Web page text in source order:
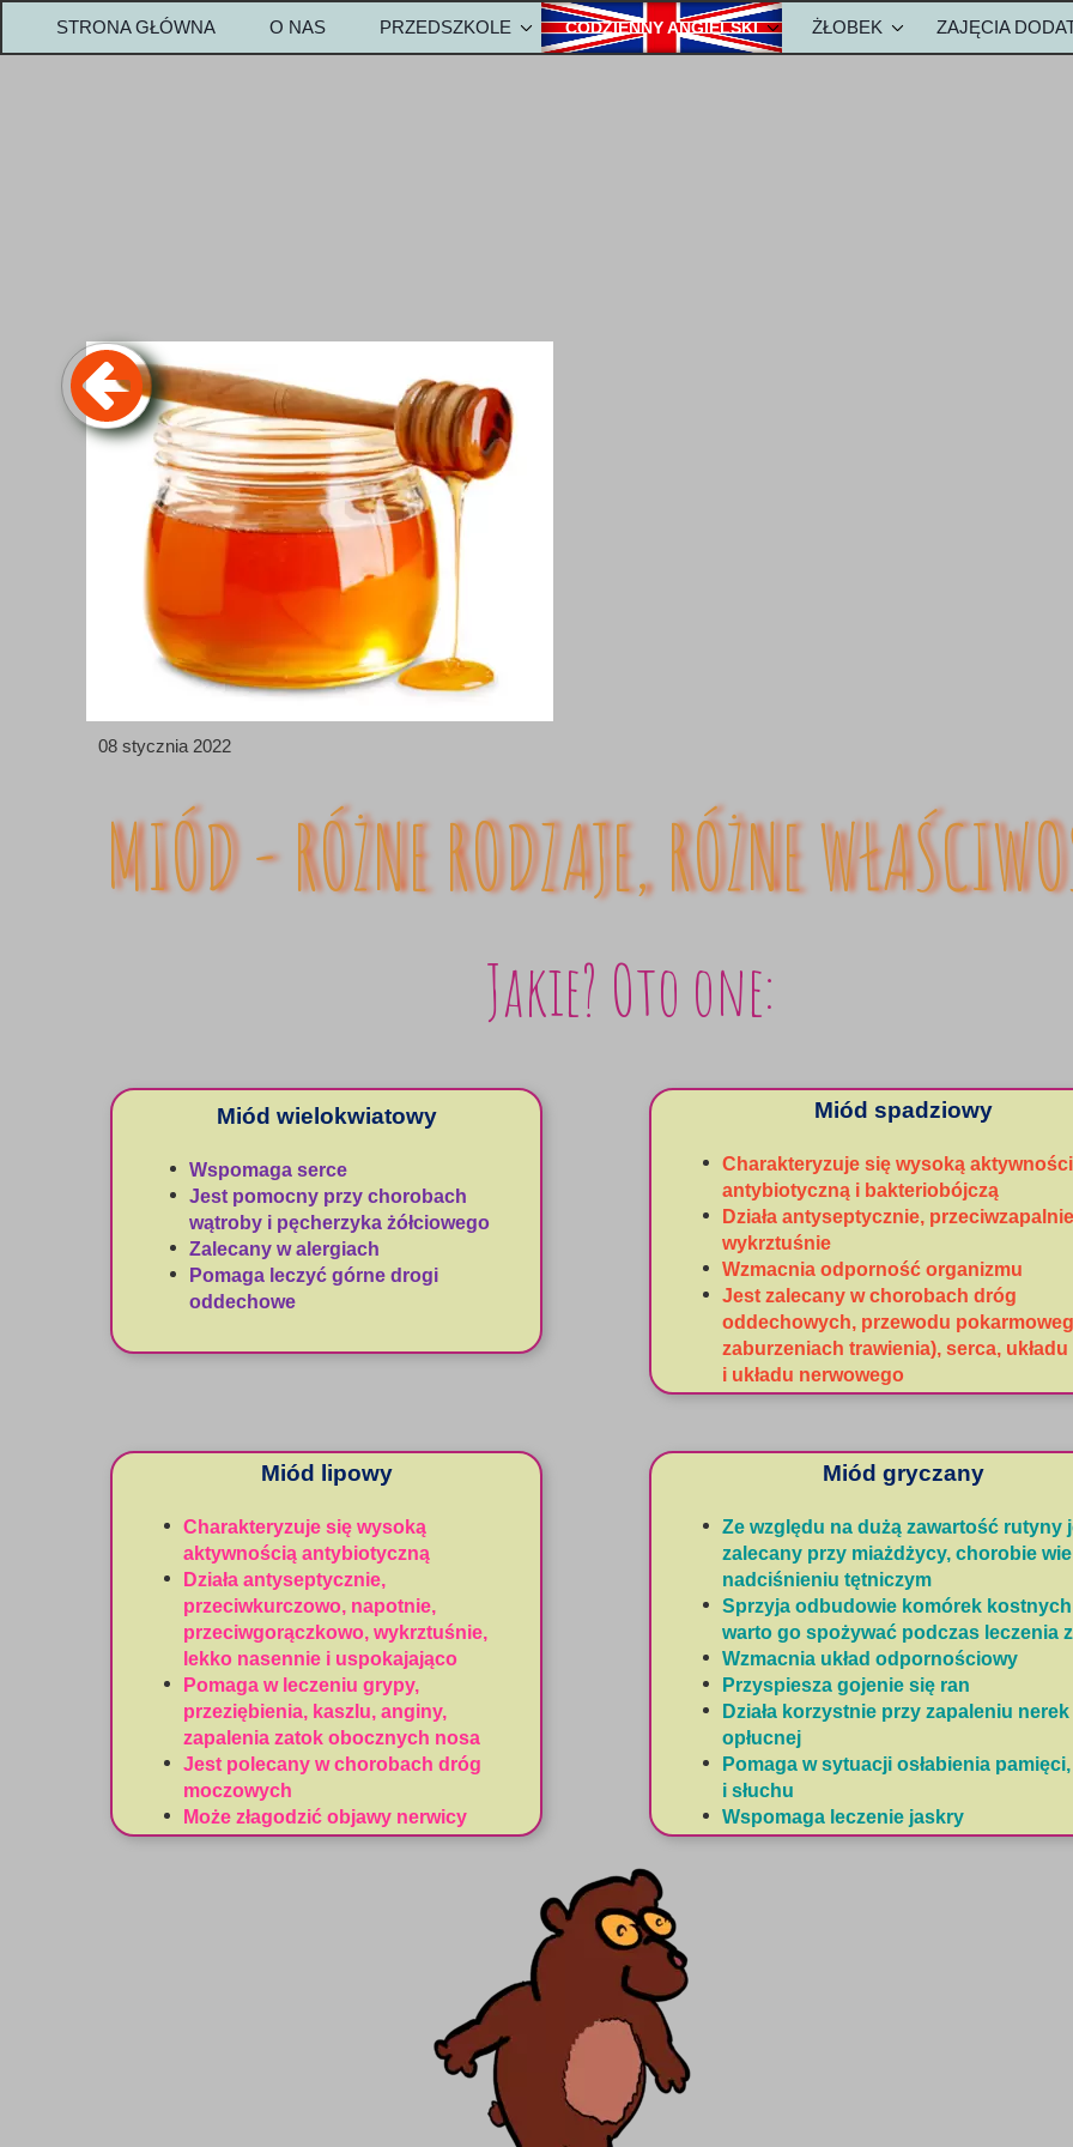
Miód gryczany
Ze względu na dużą zawartość rutyny
zalecany przy miażdżycy, chorobie
nadciśnieniu tętniczym
Sprzyja odbudowie komórek
warto go spożywać podczas leczenia
Wzmacnia układ odpornościowy
Przyspiesza gojenie się ran
Działa korzystnie przy zapaleniu nerek
opłucnej
Pomaga w sytuacji osłabienia
i słuchu
Wspomaga leczenie jaskry
Miód lipowy
Charakteryzuje się wysoką
aktywnością antybiotyczną
Działa antyseptycznie,
przeciwkurczowo, napotnie,
przeciwgorączkowo, wykrztuśnie,
lekko nasennie i uspokajająco
Pomaga w leczeniu grypy,
przeziębienia, kaszlu, anginy,
zapalenia zatok obocznych nosa
Jest polecany w chorobach dróg
moczowych
Może złagodzić objawy nerwicy
Miód spadziowy
Charakteryzuje się wysoką
antybiotyczną i bakteriobójczą
Działa antyseptycznie,
wykrztuśnie
Wzmacnia odporność organizmu
Jest zalecany w chorobach dróg
oddechowych, przewodu
zaburzeniach trawienia), serca,
i układu nerwowego
STRONA GŁÓWNA O NAS PRZEDSZKOLE CODZIENNY ANGIELSKI ŻŁOBEK ZAJĘCIA
Jakie? Oto one:
08 stycznia 2022
MIÓD - RÓŻNE RODZAJE, RÓŻNE
Miód wielokwiatowy
Wspomaga serce
Jest pomocny przy chorobach
wątroby i pęcherzyka żółciowego
Zalecany w alergiach
Pomaga leczyć górne drogi
oddechowe